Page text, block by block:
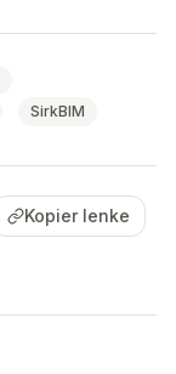
SirkBIM
Kopier lenke